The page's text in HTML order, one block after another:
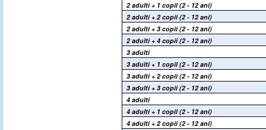
2 adulti + 1 copil (2 - 12 ani)
2 adulti + 2 copii (2 - 12 ani)
2 adulti + 3 copii (2 - 12 ani)
2 adulti + 4 copii (2 - 12 ani)
3 adulti
3 adulti + 1 copil (2 - 12 ani)
3 adulti + 2 copii (2 - 12 ani)
3 adulti + 3 copii (2 - 12 ani)
4 adulti
4 adulti + 1 copil (2 - 12 ani)
4 adulti + 2 copii (2 - 12 ani)